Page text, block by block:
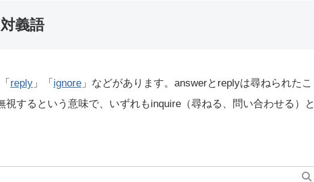
義語
reply 」「 ignore 」などがあります。answerとreplyは尋ねられたこ
視するという意味で、いずれもinquire（尋ねる、問い合わせる）と